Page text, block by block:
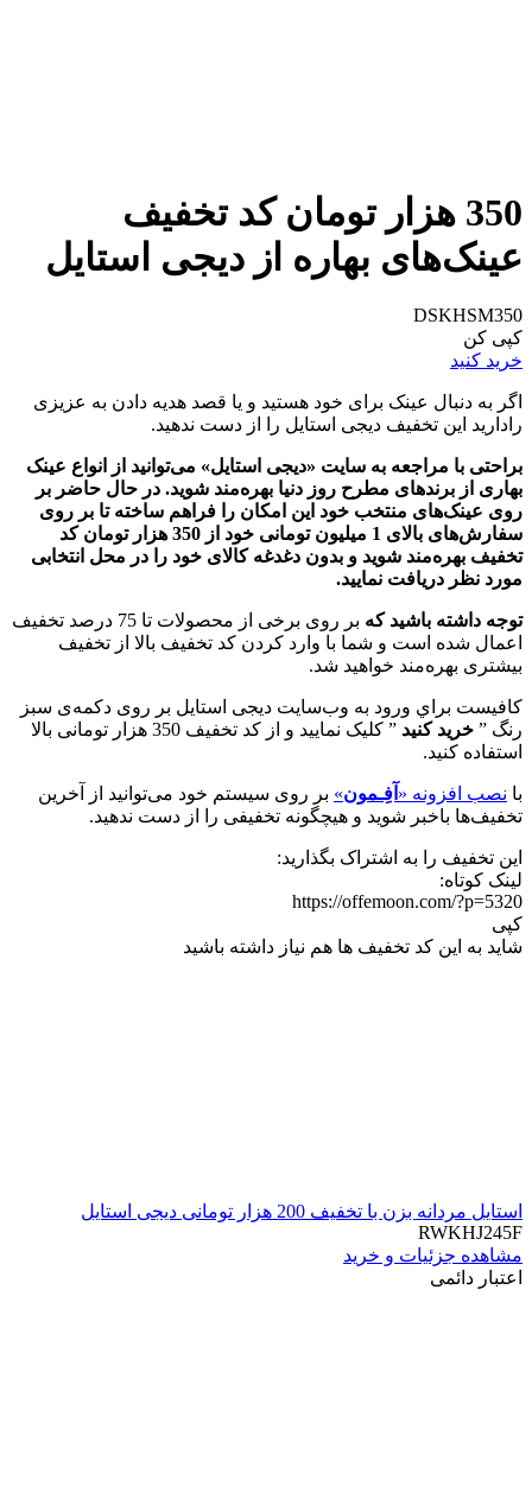
350 هزار تومان کد تخفیف
عینک‌های بهاره از دیجی استایل
DSKHSM350
کپی کن
خرید کنید
اگر به دنبال عینک برای خود هستید و یا قصد هدیه دادن به عزیزی
رادارید این تخفیف دیجی استایل را از دست ندهید.
براحتی با مراجعه به سايت «ديجی استايل» می‌توانید از انواع عینک
بهاری از برندهای مطرح روز دنیا بهره‌مند شوید. در حال حاضر بر
روی عینک‌های منتخب خود اين امكان را فراهم ساخته تا بر روی
سفارش‌های بالای 1 میلیون تومانی خود از 350 هزار تومان کد
تخفيف بهره‌مند شويد و بدون دغدغه کالای خود را در محل انتخابی
مورد نظر دریافت نمایید.
توجه داشته باشید که
بر روی برخی از محصولات تا 75 درصد تخفیف
اعمال شده است و شما با وارد کردن کد تخفیف بالا از تخفیف
بیشتری بهره‌مند خواهید شد.
كافيست براي ورود به وب‌سایت دیجی استایل بر روی دكمه‌ی سبز
رنگ ” خريد كنيد
” كليک نماييد و از کد تخفيف 350 هزار تومانی بالا
استفاده كنيد.
با نصب افزونه « آفِـمون» بر روی سیستم خود می‌توانید از آخرین
تخفیف‌ها باخبر شوید و هیچگونه تخفیفی را از دست ندهید.
این تخفیف را به اشتراک بگذارید:
لینک کوتاه:
https://offemoon.com/?p=5320
کپی
شاید به این کد تخفیف ها هم نیاز داشته باشید
استایل مردانه بزن با تخفیف 200 هزار تومانی دیجی استایل
RWKHJ245F
مشاهده جزئیات و خرید
اعتبار دائمی